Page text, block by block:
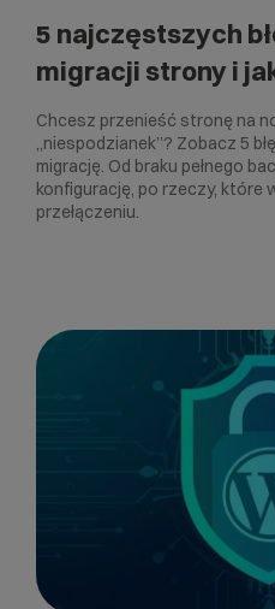
5 najczęstszych
migracji strony i
Chcesz przenieść stronę na
„niespodzianek”? Zobacz 5
migrację. Od braku pełnego
konfigurację, po rzeczy, które
przełączeniu.